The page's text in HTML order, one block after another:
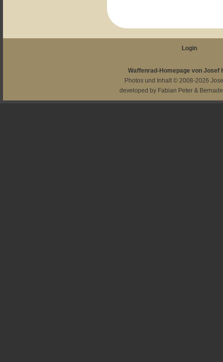
Login
Waffenrad-Homepage von Josef
Photos und Inhalt © 2008-2026
developed by Fabian Peter &